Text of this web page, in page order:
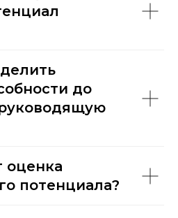
до
оценка
потенциала?